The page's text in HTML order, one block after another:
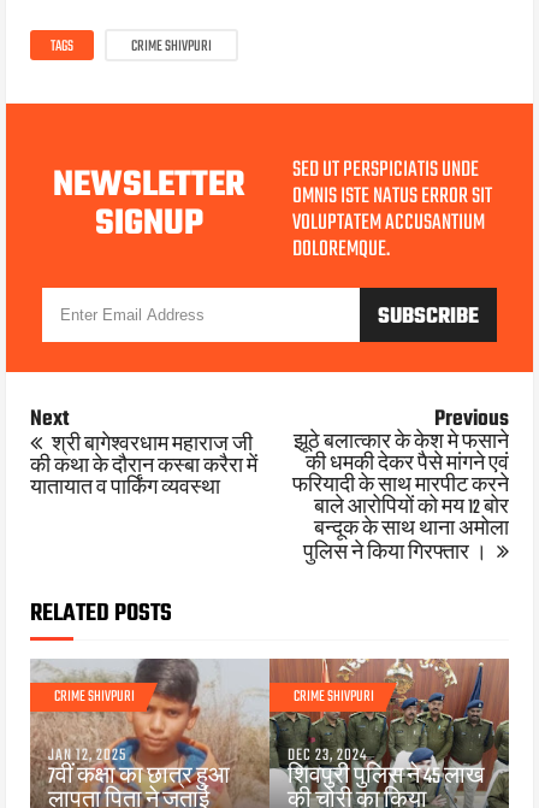
TAGS CRIME SHIVPURI
NEWSLETTER
SIGNUP
SED UT PERSPICIATIS UNDE
OMNIS ISTE NATUS ERROR SIT
VOLUPTATEM ACCUSANTIUM
DOLOREMQUE.
Next
श्री बागेश्वरधाम महाराज जी
की कथा के दौरान कस्बा करैरा में
यातायात व पार्किंग व्यवस्था
Previous
झूठे बलात्कार के केश मे फसाने
की धमकी देकर पैसे मांगने एवं
फरियादी के साथ मारपीट करने
बाले आरोपियों को मय 12 बोर
बन्दूक के साथ थाना अमोला
पुलिस ने किया गिरफ्तार ।
RELATED POSTS
CRIME SHIVPURI
JAN 12, 2025
7वीं कक्षा का छात्र हुआ
CRIME SHIVPURI
DEC 23, 2024
शिवपुरी पुलिस ने 45 लाख